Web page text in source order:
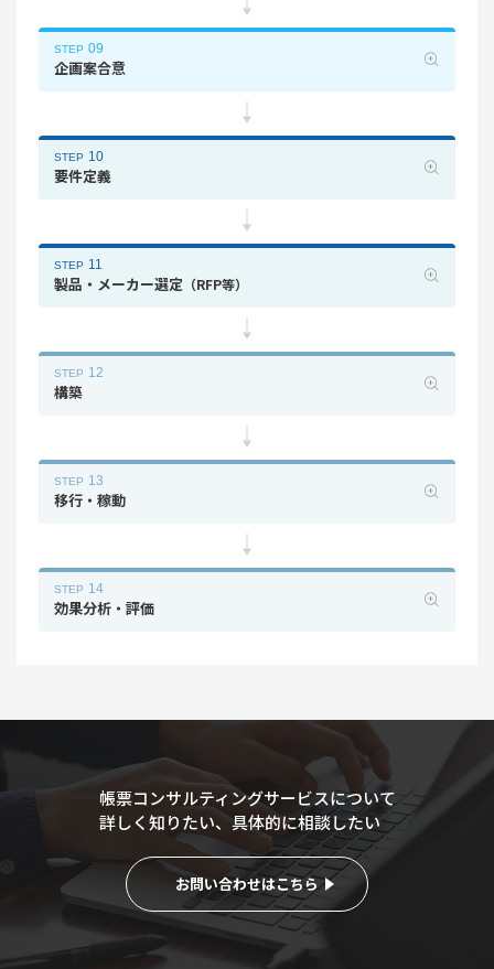
STEP 09
企画案合意
STEP 10
要件定義
STEP 11
製品・メーカー選定 （RFP等）
STEP 12
構築
STEP 13
移行・稼動
STEP 14
効果分析・評価
帳票コンサルティングサービスについて
詳しく知りたい、具体的に相談したい
お問い合わせはこちら